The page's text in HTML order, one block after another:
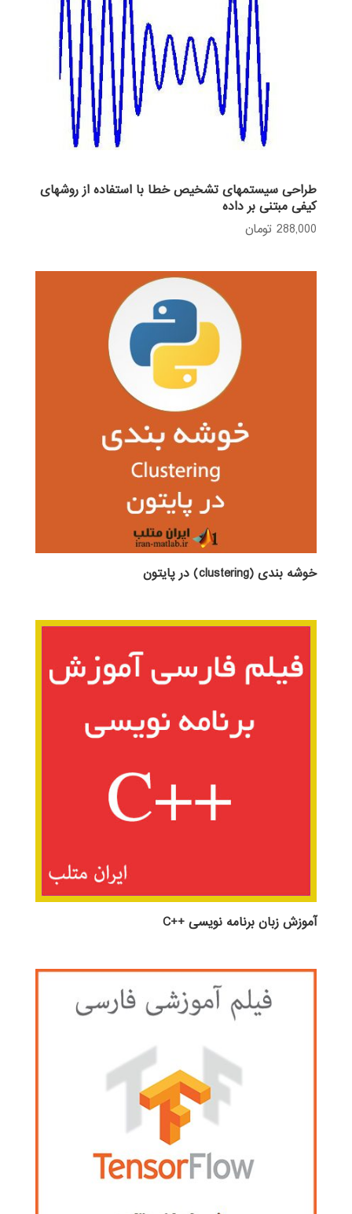
طراحی سیستمهای تشخیص خطا با استفاده از روشهای
کیفی مبتنی بر داده
288,000 تومان
خوشه بندی (clustering) در پایتون
آموزش زبان برنامه نویسی ++C